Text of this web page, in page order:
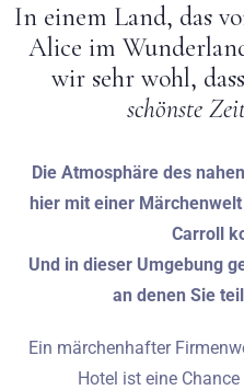
In einem Land, das
Alice im
wir sehr wohl,
schönste
Die Atmosphäre des
hier mit einer
Carroll
Und in dieser Umgebung
an denen Sie
Ein märchenhafter
Hotel ist eine